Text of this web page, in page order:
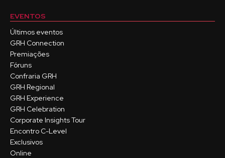
EVENTOS
Últimos eventos
GRH Connection
Premiações
Fóruns
Confraria GRH
GRH Regional
GRH Experience
GRH Celebration
Corporate Insights Tour
Encontro C-Level
Exclusivos
Online